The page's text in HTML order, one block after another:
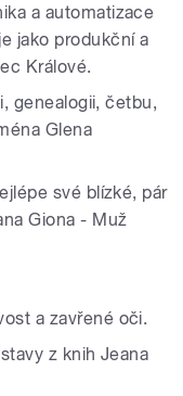
a automatizace
jako produkční a
Králové.
genealogii, četbu,
Glena
své blízké, pár
Giona - Muž
a zavřené oči.
z knih Jeana